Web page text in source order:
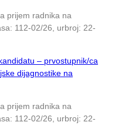
prijem radnika na
112-02/26, urbroj: 22-
– prvostupnik/ca
dijagnostike na
prijem radnika na
112-02/26, urbroj: 22-